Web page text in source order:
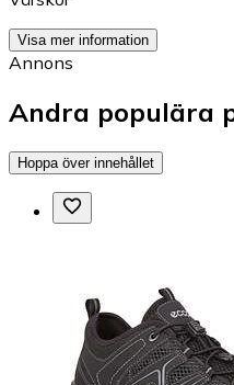
Visa mer information
Annons
Andra populära
Hoppa över innehållet